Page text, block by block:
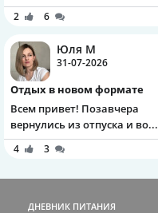
2 6
Юля М
31-07-2026
Отдых в новом формате
Всем привет! Позавчера
вернулись из отпуска и во...
4 3
ДНЕВНИК ПИТАНИЯ